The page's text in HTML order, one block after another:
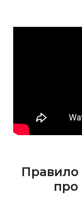
Правило
про